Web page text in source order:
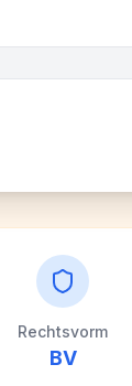
Rechtsvorm
BV